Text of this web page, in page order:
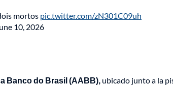
mortos pic.twitter.com/zN301C09uh
10, 2026
Banco do Brasil (AABB), ubicado junto a la